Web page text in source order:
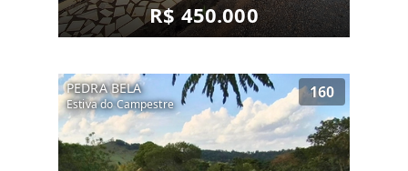
R$ 450.000
PEDRA BELA
Estiva do Campestre
160